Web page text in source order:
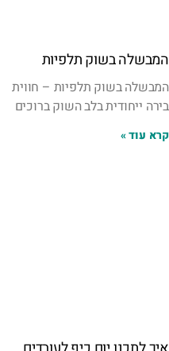
המבשלה בשוק תלפיות
המבשלה בשוק תלפיות – חווית
בירה ייחודית בלב השוק ברוכים
קרא עוד »